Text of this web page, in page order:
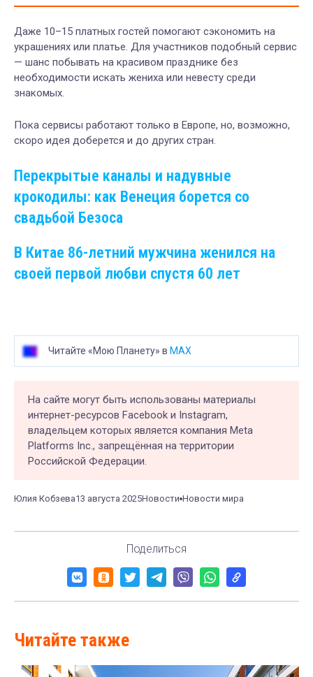
Даже 10–15 платных гостей помогают сэкономить на
украшениях или платье. Для участников подобный сервис
— шанс побывать на красивом празднике без
необходимости искать жениха или невесту среди
знакомых.
Пока сервисы работают только в Европе, но, возможно,
скоро идея доберется и до других стран.
Перекрытые каналы и надувные
крокодилы: как Венеция борется со
свадьбой Безоса
В Китае 86-летний мужчина женился на
своей первой любви спустя 60 лет
Читайте «Мою Планету» в MAX
На сайте могут быть использованы материалы
интернет-ресурсов Facebook и Instagram,
владельцем которых является компания Meta
Platforms Inc., запрещённая на территории
Российской Федерации.
Юлия Кобзева13 августа 2025Новости Новости мира
Поделиться
Читайте также